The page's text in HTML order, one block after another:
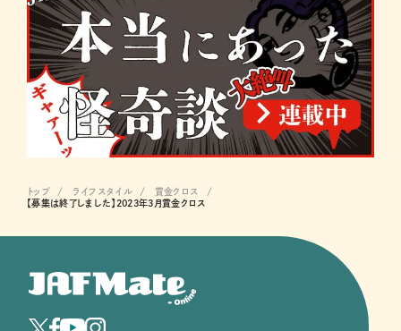
トップ ライフスタイル
賞金クロス
【募集は終了しました】2023年3月賞金クロス